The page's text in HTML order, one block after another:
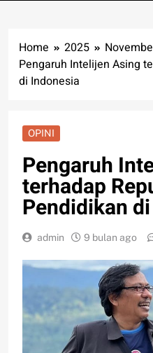
Home 2025
Pengaruh Intelijen Asing
di Indonesia
OPINI
Pengaruh
terhadap
Pendidikan
admin 9 bulan ago